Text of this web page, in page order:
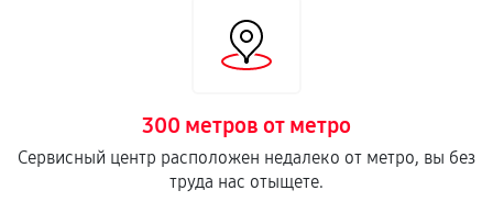
от 40 мин
Ремонт динамика телефона
500 от 40 мин
300 метров от метро
Сервисный центр расположен недалеко от метро, вы без
труда нас отыщете.